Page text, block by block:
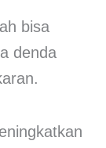
bisa
denda